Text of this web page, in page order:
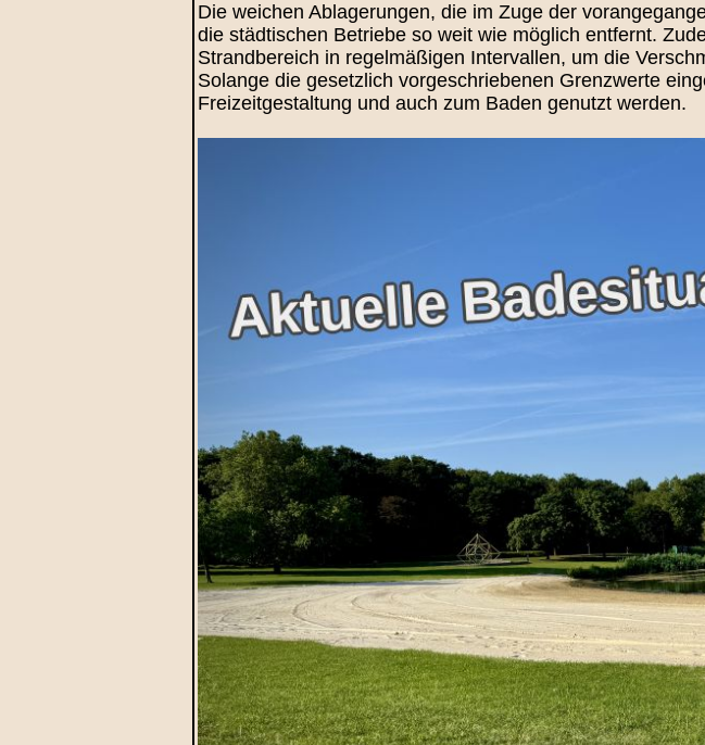
Die weichen Ablagerungen, die im Zuge der
die städtischen Betriebe so weit wie möglich entfernt.
Strandbereich in regelmäßigen Intervallen, um die
Solange die gesetzlich vorgeschriebenen Grenzwerte
Freizeitgestaltung und auch zum Baden genutzt werden.